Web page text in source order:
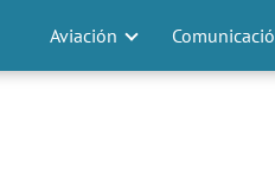
Aviación